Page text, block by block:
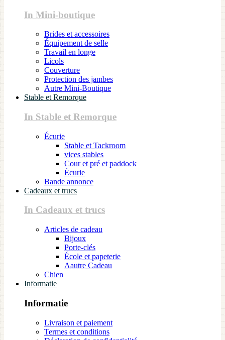
In Mini-boutique
Brides et accessoires
Équipement de selle
Travail en longe
Licols
Couverture
Protection des jambes
Autre Mini-Boutique
Stable et Remorque
In Stable et Remorque
Écurie
Stable et Tackroom
vices stables
Cour et pré et paddock
Écurie
Bande annonce
Cadeaux et trucs
In Cadeaux et trucs
Articles de cadeau
Bijoux
Porte-clés
École et papeterie
Aautre Cadeau
Chien
Informatie
Informatie
Livraison et paiement
Termes et conditions